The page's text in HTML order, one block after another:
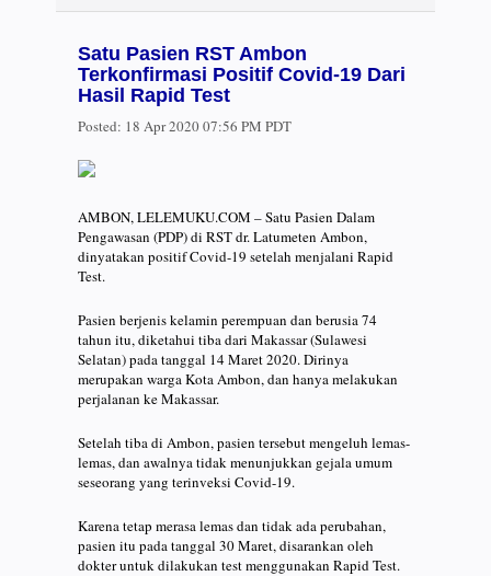
Satu Pasien RST Ambon
Terkonfirmasi Positif Covid-19 Dari
Hasil Rapid Test
Posted: 18 Apr 2020 07:56 PM PDT
AMBON, LELEMUKU.COM – Satu Pasien Dalam
Pengawasan (PDP) di RST dr. Latumeten Ambon,
dinyatakan positif Covid-19 setelah menjalani Rapid
Test.
Pasien berjenis kelamin perempuan dan berusia 74
tahun itu, diketahui tiba dari Makassar (Sulawesi
Selatan) pada tanggal 14 Maret 2020. Dirinya
merupakan warga Kota Ambon, dan hanya melakukan
perjalanan ke Makassar.
Setelah tiba di Ambon, pasien tersebut mengeluh lemas-
lemas, dan awalnya tidak menunjukkan gejala umum
seseorang yang terinveksi Covid-19.
Karena tetap merasa lemas dan tidak ada perubahan,
pasien itu pada tanggal 30 Maret, disarankan oleh
dokter untuk dilakukan test menggunakan Rapid Test.